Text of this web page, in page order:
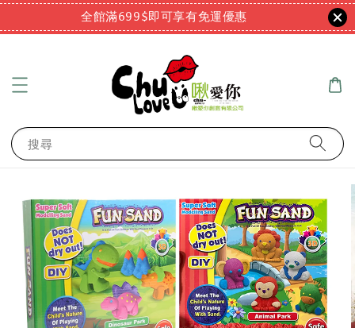
全館滿699$即可享有免運優惠
搜尋